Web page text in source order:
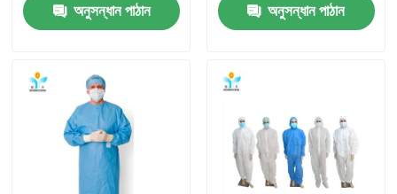
উদ্ধৃতির জন্য আবেদন
নিষ্পত্তিযোগ্য প্রতিরক্ষামূলক পরিধান
নিষ্পত্তিযোগ্য সুরক্ষা স্যুট
ডিসপোজেবল প্রতিরক্ষামূলক সামগ্রিক rall
অনুসন্ধান পাঠান
অনুসন্ধান পাঠান